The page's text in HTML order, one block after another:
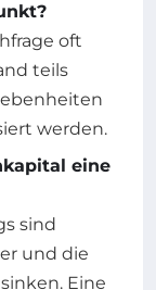
oft
teils
werden.
eine
sind
und die
Eine